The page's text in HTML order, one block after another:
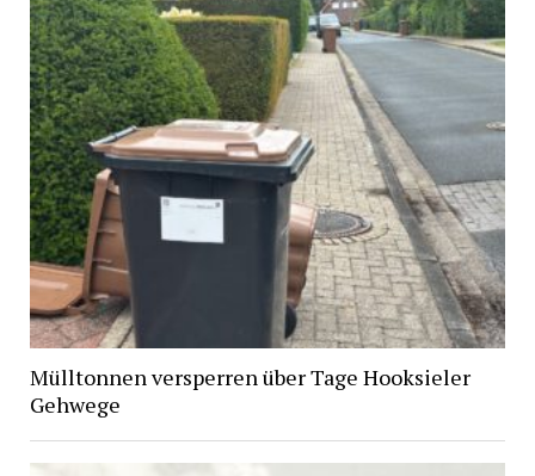
Mülltonnen versperren über Tage Hooksieler
Gehwege